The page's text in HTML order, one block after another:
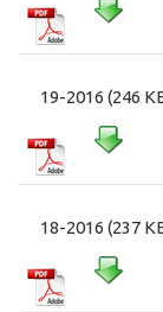
19-2016 (246
18-2016 (237